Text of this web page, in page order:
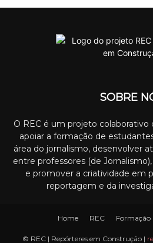
SOBRE
O REC é um projeto
apoiar a formação de
área do jornalismo, desenvolver
entre professores (de
e promover a criatividade em
reportagem e da
Home REC Formação
© REC | Repórteres em Construção |